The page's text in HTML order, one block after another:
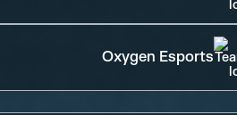
Oxygen Esports